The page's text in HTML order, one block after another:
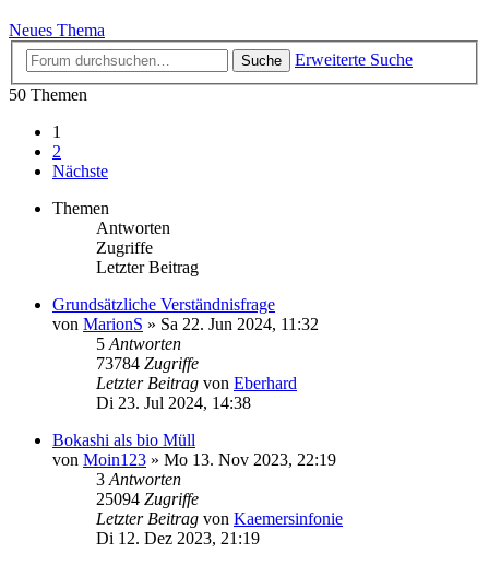
Neues Thema
Suche
Erweiterte Suche
50 Themen
1
2
Nächste
Themen
Antworten
Zugriffe
Letzter Beitrag
Grundsätzliche Verständnisfrage
von MarionS » Sa 22. Jun 2024, 11:32
5 Antworten
73784 Zugriffe
Letzter Beitrag von Eberhard
Di 23. Jul 2024, 14:38
Bokashi als bio Müll
von Moin123 » Mo 13. Nov 2023, 22:19
3 Antworten
25094 Zugriffe
Letzter Beitrag von Kaemersinfonie
Di 12. Dez 2023, 21:19